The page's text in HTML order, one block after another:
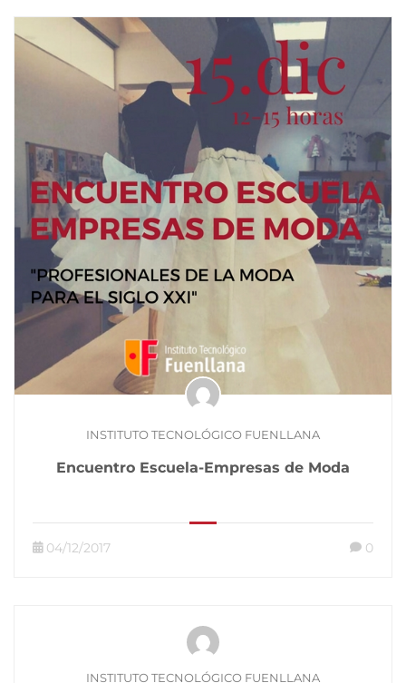
INSTITUTO TECNOLÓGICO FUENLLANA
Encuentro Escuela-Empresas de Moda
04/12/2017 0
INSTITUTO TECNOLÓGICO FUENLLANA